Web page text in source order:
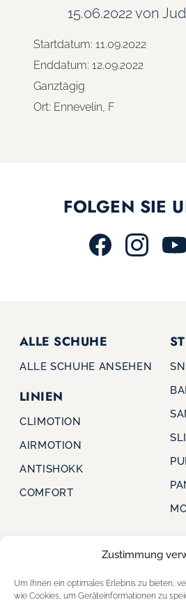
Zustimmung
Um Ihnen ein optimales Erlebnis zu bieten,
wie Cookies, um Geräteinformationen zu
15.06.2022 von
Startdatum: 11.09.2022
Enddatum: 12.09.2022
Ganztägig
Ort: Ennevelin, F
FOLGEN SIE
ALLE SCHUHE
ALLE SCHUHE ANSEHEN
LINIEN
CLIMOTION
AIRMOTION
ANTISHOKK
COMFORT
STARTSEITE